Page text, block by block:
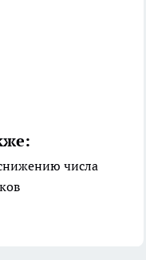
числа